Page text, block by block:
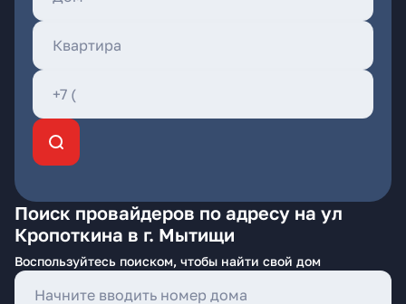
Поиск провайдеров по адресу на ул
Кропоткина в г. Мытищи
Воспользуйтесь поиском, чтобы найти свой дом